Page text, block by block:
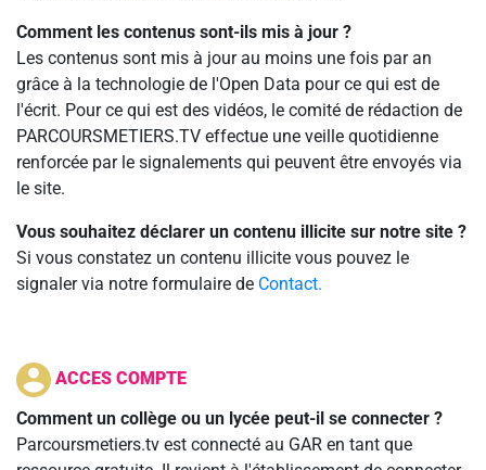
Comment les contenus sont-ils mis à jour ?
Les contenus sont mis à jour au moins une fois par an
grâce à la technologie de l'Open Data pour ce qui est de
l'écrit. Pour ce qui est des vidéos, le comité de rédaction de
PARCOURSMETIERS.TV effectue une veille quotidienne
renforcée par le signalements qui peuvent être envoyés via
le site.
Vous souhaitez déclarer un contenu illicite sur notre site ?
Si vous constatez un contenu illicite vous pouvez le
signaler via notre formulaire de Contact.
ACCES COMPTE
Comment un collège ou un lycée peut-il se connecter ?
Parcoursmetiers.tv est connecté au GAR en tant que